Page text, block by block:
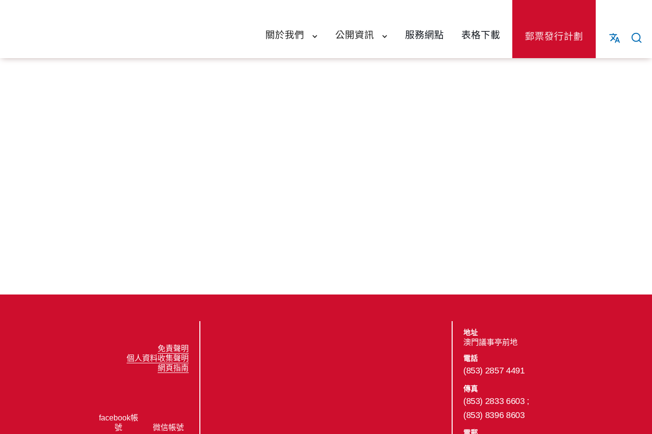
關於我們 公開資訊 服務網點 表格下載 郵票發行計劃
免責聲明
個人資料收集聲明
網頁指南
facebook帳
號
微信帳號
地址
澳門議事亭前地
電話
(853) 2857 4491
傳真
(853) 2833 6603 ;
(853) 8396 8603